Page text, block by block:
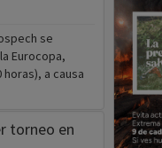
se
Eurocopa,
horas), a causa
torneo en